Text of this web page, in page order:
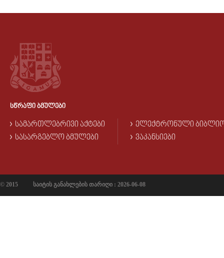
ᲡᲬᲠᲐᲤᲘ ᲑᲛᲣᲚᲔᲑᲘ
ᲡᲐᲛᲐᲠᲗᲚᲔᲑᲠᲘᲕᲘ ᲐᲥᲢᲔᲑᲘ
ᲡᲐᲡᲐᲠᲒᲔᲑᲚᲝ ᲑᲛᲣᲚᲔᲑᲘ
ᲔᲚᲔᲥᲢᲠᲝᲜᲣᲚᲘ
ᲕᲐᲙᲐᲜᲡᲘᲔᲑᲘ
© 2015 საიტის განახლების თარიღი : 2026-06-08